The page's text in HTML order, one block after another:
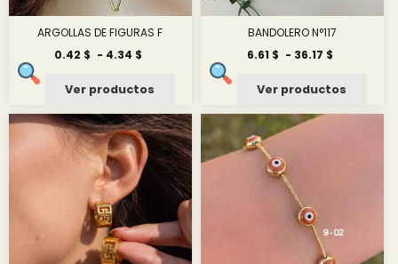
ARGOLLAS DE FIGURAS F
0.42 $ - 4.34 $
desde
0.42 $
hasta
4.34 $
Ver productos
BANDOLERO N°117
6.61 $ - 36.17 $
desde
6.61 $
Ver productos